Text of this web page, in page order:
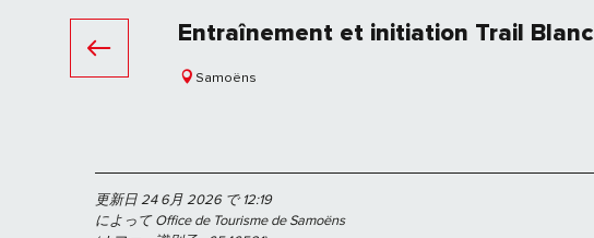
Entraînement et initiation Trail Blanc
Samoëns
更新日 24 6月 2026 で 12:19
によって Office de Tourisme de Samoëns